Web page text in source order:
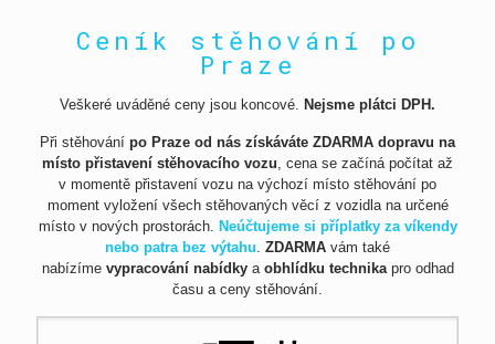
Ceník stěhování po
Praze
Veškeré uváděné ceny jsou koncové. Nejsme plátci DPH.
Při stěhování po Praze od nás získáváte ZDARMA dopravu na
místo přistavení stěhovacího vozu, cena se začíná počítat až
v momentě přistavení vozu na výchozí místo stěhování po
moment vyložení všech stěhovaných věcí z vozidla na určené
místo v nových prostorách. Neúčtujeme si příplatky za víkendy
nebo patra bez výtahu. ZDARMA vám také
nabízíme vypracování nabídkya obhlídku technikapro odhad
času a ceny stěhování.